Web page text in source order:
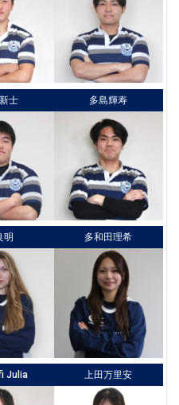
士 多島輝寿
明 多和田理希
Julia 上田万里安